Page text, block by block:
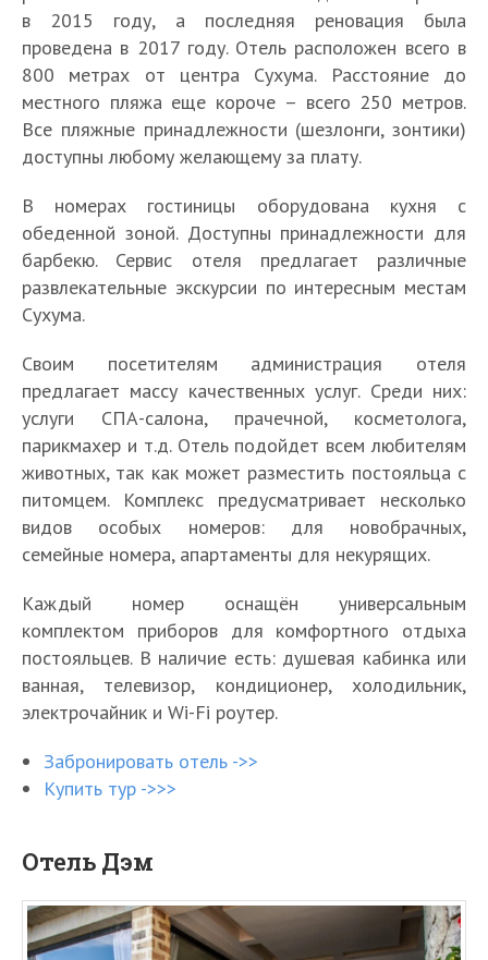
в 2015 году, а последняя реновация была
проведена в 2017 году. Отель расположен всего в
800 метрах от центра Сухума. Расстояние до
местного пляжа еще короче – всего 250 метров.
Все пляжные принадлежности (шезлонги, зонтики)
доступны любому желающему за плату.
В номерах гостиницы оборудована кухня с
обеденной зоной. Доступны принадлежности для
барбекю. Сервис отеля предлагает различные
развлекательные экскурсии по интересным местам
Сухума.
Своим посетителям администрация отеля
предлагает массу качественных услуг. Среди них:
услуги СПА-салона, прачечной, косметолога,
парикмахер и т.д. Отель подойдет всем любителям
животных, так как может разместить постояльца с
питомцем. Комплекс предусматривает несколько
видов особых номеров: для новобрачных,
семейные номера, апартаменты для некурящих.
Каждый номер оснащён универсальным
комплектом приборов для комфортного отдыха
постояльцев. В наличие есть: душевая кабинка или
ванная, телевизор, кондиционер, холодильник,
электрочайник и Wi-Fi роутер.
Забронировать отель ->>
Купить тур ->>>
Отель Дэм